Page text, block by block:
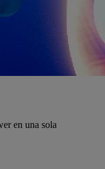
en una sola